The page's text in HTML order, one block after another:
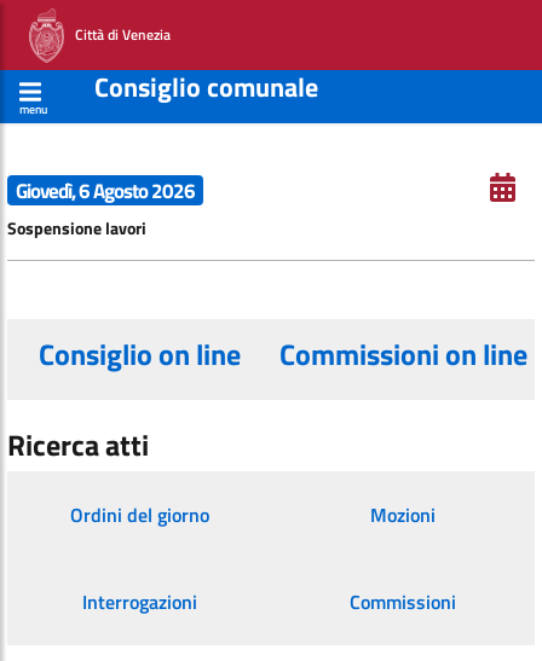
Città di Venezia
menu
Consiglio comunale
Giovedì, 6 Agosto 2026
Sospensione lavori
Consiglio on line Commissioni on line
Ricerca atti
Ordini del giorno Mozioni
Interrogazioni Commissioni